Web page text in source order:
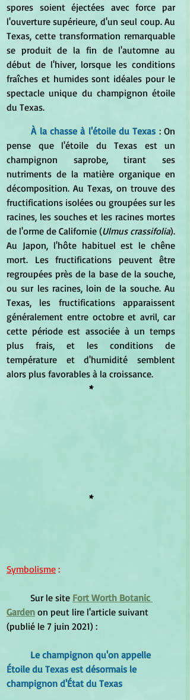
spores soient éjectées avec force par
l'ouverture supérieure, d'un seul coup. Au
Texas, cette transformation remarquable
se produit de la fin de l'automne au
début de l'hiver, lorsque les conditions
fraîches et humides sont idéales pour le
spectacle unique du champignon étoile
du Texas.
À la chasse à l'étoile du Texas : On
pense que l'étoile du Texas est un
champignon saprobe, tirant ses
nutriments de la matière organique en
décomposition. Au Texas, on trouve des
fructifications isolées ou groupées sur les
racines, les souches et les racines mortes
de l'orme de Californie (Ulmus crassifolia).
Au Japon, l'hôte habituel est le chêne
mort. Les fructifications peuvent être
regroupées près de la base de la souche,
ou sur les racines, loin de la souche. Au
Texas, les fructifications apparaissent
généralement entre octobre et avril, car
cette période est associée à un temps
plus frais, et les conditions de
température et d'humidité semblent
alors plus favorables à la croissance.
*
*
Symbolisme :
	Sur le site
Fort Worth Botanic
Garden on peut lire l'article suivant
(publié le 7 juin 2021) :
Le champignon qu'on appelle
Étoile du Texas est désormais le
champignon d'État du Texas